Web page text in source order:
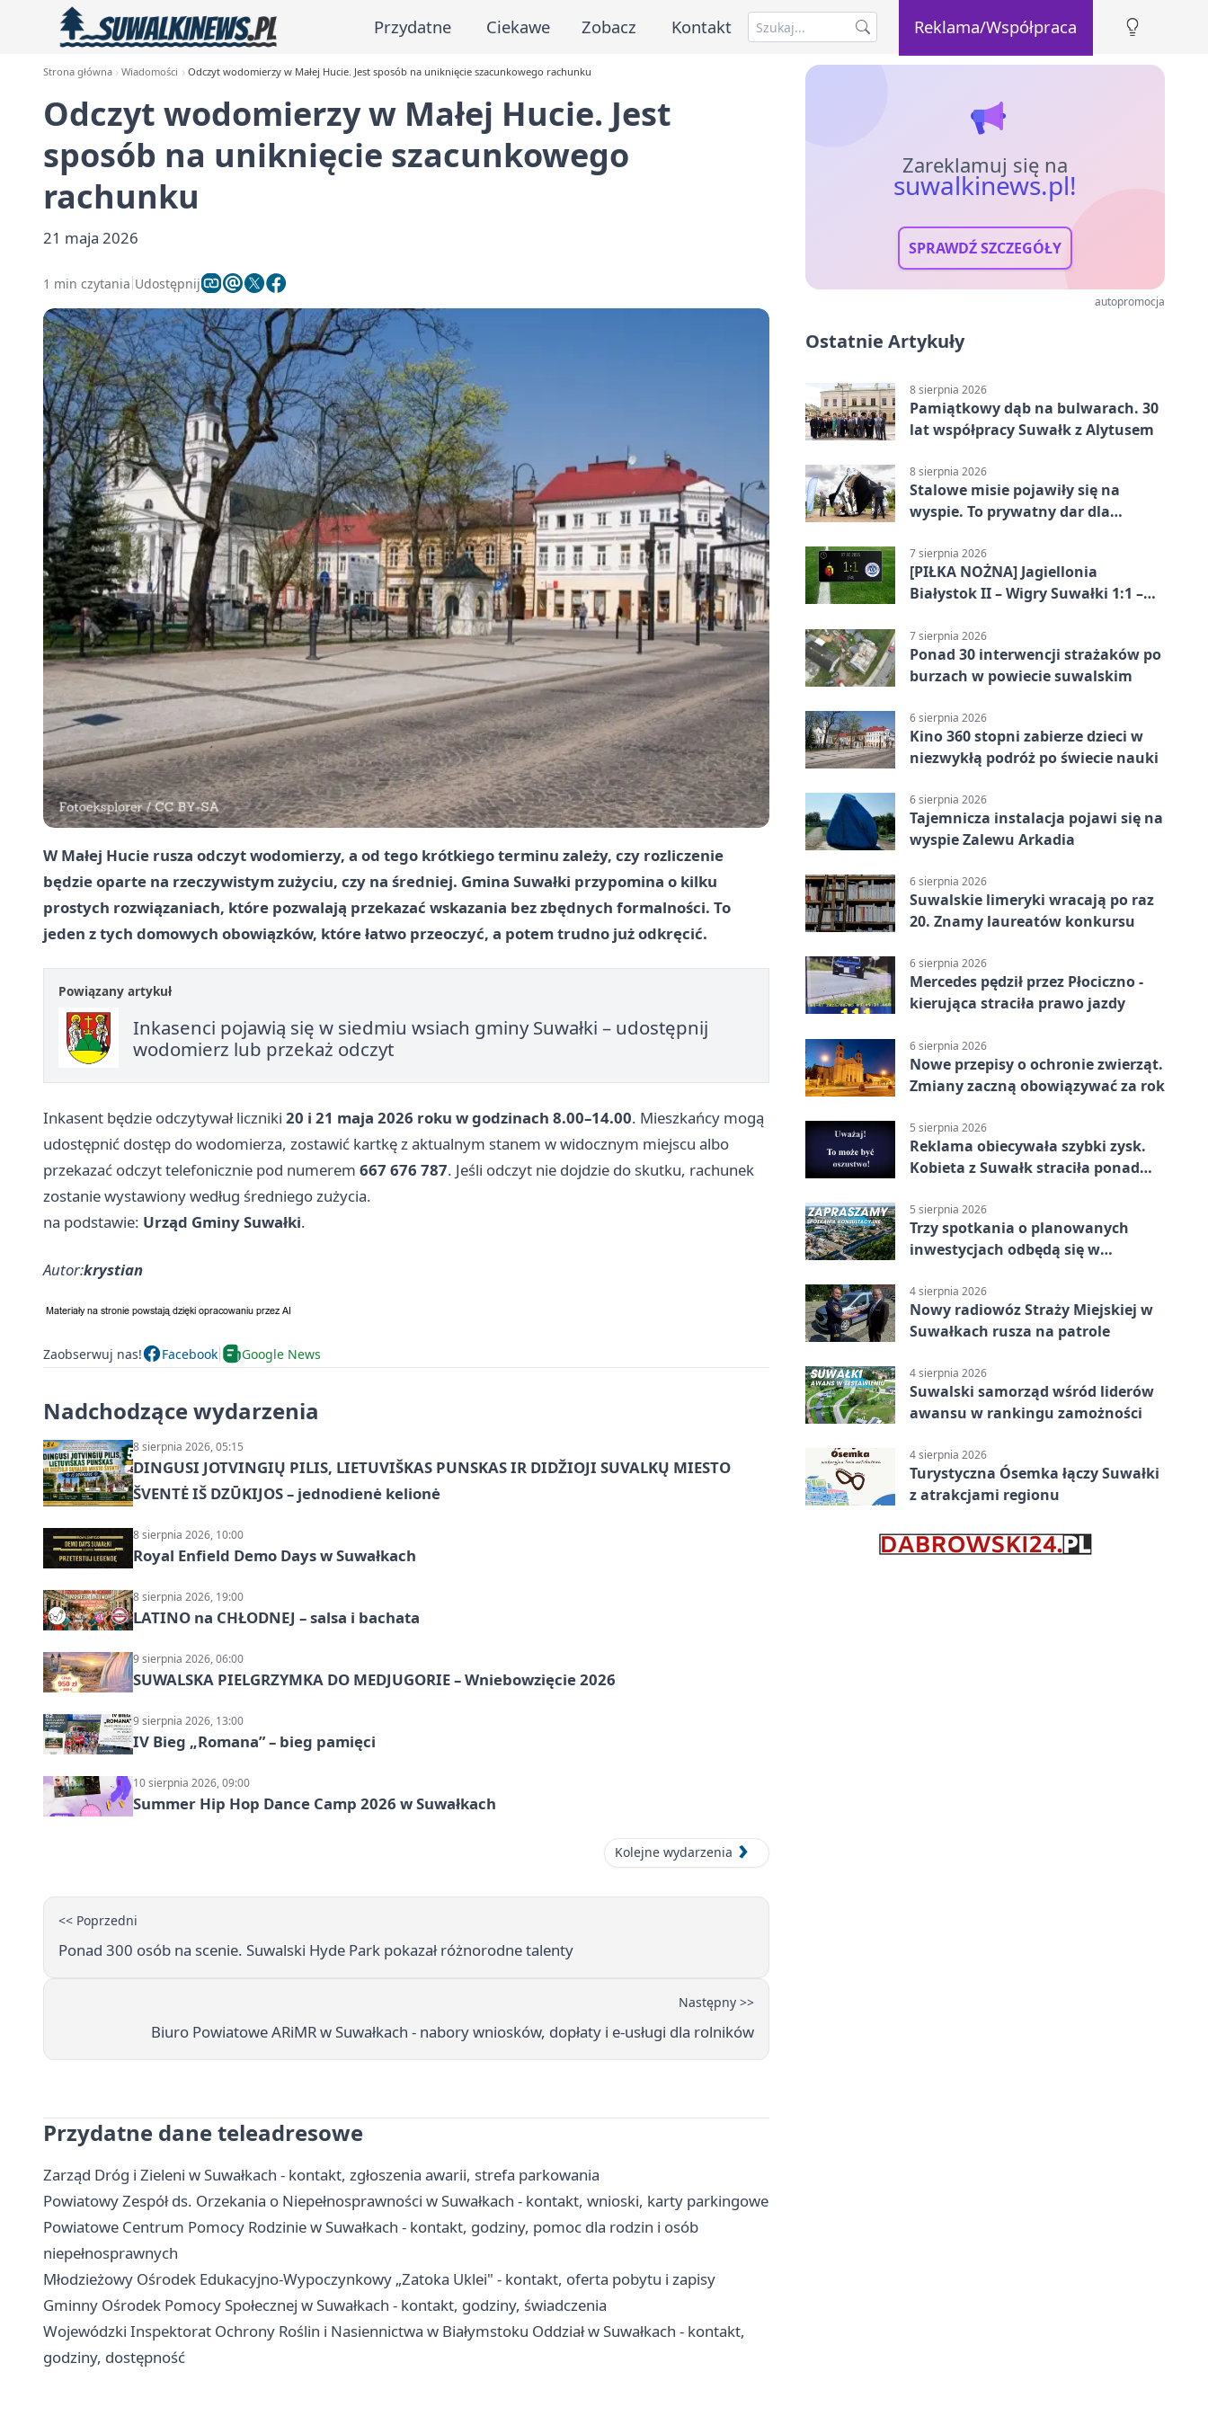
Przydatne Ciekawe Zobacz Kontakt Reklama/Współpraca
Strona główna Wiadomości Odczyt wodomierzy w Małej Hucie. Jest sposób na uniknięcie szacunkowego rachunku
Odczyt wodomierzy w Małej Hucie. Jest
sposób na uniknięcie szacunkowego
rachunku
21 maja 2026
1 min czytania Udostępnij
W Małej Hucie rusza odczyt wodomierzy, a od tego krótkiego terminu zależy, czy rozliczenie
będzie oparte na rzeczywistym zużyciu, czy na średniej. Gmina Suwałki przypomina o kilku
prostych rozwiązaniach, które pozwalają przekazać wskazania bez zbędnych formalności. To
jeden z tych domowych obowiązków, które łatwo przeoczyć, a potem trudno już odkręcić.
Powiązany artykuł
Inkasenci pojawią się w siedmiu wsiach gminy Suwałki – udostępnij
wodomierz lub przekaż odczyt
Inkasent będzie odczytywał liczniki 20 i 21 maja 2026 roku w godzinach 8.00–14.00. Mieszkańcy mogą
udostępnić dostęp do wodomierza, zostawić kartkę z aktualnym stanem w widocznym miejscu albo
przekazać odczyt telefonicznie pod numerem 667 676 787. Jeśli odczyt nie dojdzie do skutku, rachunek
zostanie wystawiony według średniego zużycia.
na podstawie: Urząd Gminy Suwałki.
Autor:krystian
Zaobserwuj nas! Facebook Google News
Nadchodzące wydarzenia
8 sierpnia 2026, 05:15
DINGUSI JOTVINGIŲ PILIS, LIETUVIŠKAS PUNSKAS IR DIDŽIOJI SUVALKŲ MIESTO
ŠVENTĖ IŠ DZŪKIJOS – jednodienė kelionė
8 sierpnia 2026, 10:00
Royal Enfield Demo Days w Suwałkach
8 sierpnia 2026, 19:00
LATINO na CHŁODNEJ – salsa i bachata
9 sierpnia 2026, 06:00
SUWALSKA PIELGRZYMKA DO MEDJUGORIE – Wniebowzięcie 2026
9 sierpnia 2026, 13:00
IV Bieg „Romana” – bieg pamięci
10 sierpnia 2026, 09:00
Summer Hip Hop Dance Camp 2026 w Suwałkach
Kolejne wydarzenia
<< Poprzedni
Ponad 300 osób na scenie. Suwalski Hyde Park pokazał różnorodne talenty
Następny >>
Biuro Powiatowe ARiMR w Suwałkach - nabory wniosków, dopłaty i e-usługi dla rolników
Przydatne dane teleadresowe
Zarząd Dróg i Zieleni w Suwałkach - kontakt, zgłoszenia awarii, strefa parkowania
Powiatowy Zespół ds. Orzekania o Niepełnosprawności w Suwałkach - kontakt, wnioski, karty parkingowe
Powiatowe Centrum Pomocy Rodzinie w Suwałkach - kontakt, godziny, pomoc dla rodzin i osób
niepełnosprawnych
Młodzieżowy Ośrodek Edukacyjno-Wypoczynkowy „Zatoka Uklei" - kontakt, oferta pobytu i zapisy
Gminny Ośrodek Pomocy Społecznej w Suwałkach - kontakt, godziny, świadczenia
Wojewódzki Inspektorat Ochrony Roślin i Nasiennictwa w Białymstoku Oddział w Suwałkach - kontakt,
godziny, dostępność
Zareklamuj się na
suwalkinews.pl!
SPRAWDŹ SZCZEGÓŁY
autopromocja
Ostatnie Artykuły
8 sierpnia 2026
Pamiątkowy dąb na bulwarach. 30
lat współpracy Suwałk z Alytusem
8 sierpnia 2026
Stalowe misie pojawiły się na
wyspie. To prywatny dar dla
7 sierpnia 2026
[PIŁKA NOŻNA] Jagiellonia
Białystok II – Wigry Suwałki 1:1 –
7 sierpnia 2026
Ponad 30 interwencji strażaków po
burzach w powiecie suwalskim
6 sierpnia 2026
Kino 360 stopni zabierze dzieci w
niezwykłą podróż po świecie nauki
6 sierpnia 2026
Tajemnicza instalacja pojawi się na
wyspie Zalewu Arkadia
6 sierpnia 2026
Suwalskie limeryki wracają po raz
20. Znamy laureatów konkursu
6 sierpnia 2026
Mercedes pędził przez Płociczno -
kierująca straciła prawo jazdy
6 sierpnia 2026
Nowe przepisy o ochronie zwierząt.
Zmiany zaczną obowiązywać za rok
5 sierpnia 2026
Reklama obiecywała szybki zysk.
Kobieta z Suwałk straciła ponad
5 sierpnia 2026
Trzy spotkania o planowanych
inwestycjach odbędą się w
4 sierpnia 2026
Nowy radiowóz Straży Miejskiej w
Suwałkach rusza na patrole
4 sierpnia 2026
Suwalski samorząd wśród liderów
awansu w rankingu zamożności
4 sierpnia 2026
Turystyczna Ósemka łączy Suwałki
z atrakcjami regionu